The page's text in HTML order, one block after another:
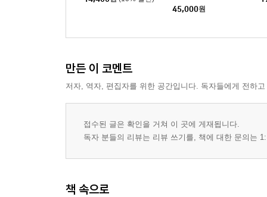
45,000원
만든 이 코멘트
저자, 역자, 편집자를 위한 공간입니다. 독자들에게 전하
접수된 글은 확인을 거쳐 이 곳에 게재됩니다.
독자 분들의 리뷰는 리뷰 쓰기를, 책에 대한 문의는
책 속으로